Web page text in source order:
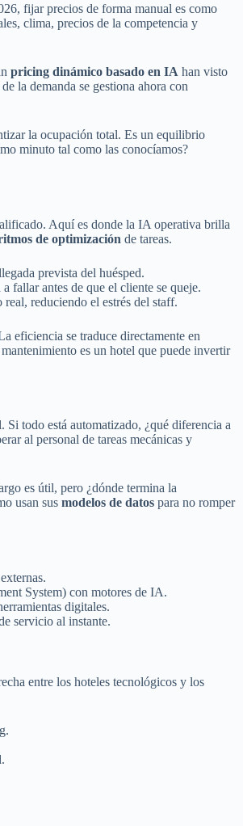
fijar precios de forma manual es como
clima, precios de la competencia y
pricing dinámico basado en IA han visto
la demanda se gestiona ahora con
la ocupación total. Es un equilibrio
minuto tal como las conocíamos?
Aquí es donde la IA operativa brilla
de optimización de tareas.
prevista del huésped.
fallar antes de que el cliente se queje.
real, reduciendo el estrés del staff.
eficiencia se traduce directamente en
es un hotel que puede invertir
Si todo está automatizado, ¿qué diferencia a
al personal de tareas mecánicas y
es útil, pero ¿dónde termina la
usan sus modelos de datos para no romper
System) con motores de IA.
digitales.
servicio al instante.
entre los hoteles tecnológicos y los